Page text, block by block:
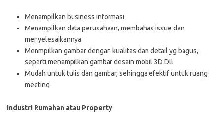
Menampilkan business informasi
Menampilkan data perusahaan, membahas issue dan
menyelesaikannya
Menmpilkan gambar dengan kualitas dan detail yg bagus,
seperti menampilkan gambar desain mobil 3D Dll
Mudah untuk tulis dan gambar, sehingga efektif untuk ruang
meeting
Industri Rumahan atau Property